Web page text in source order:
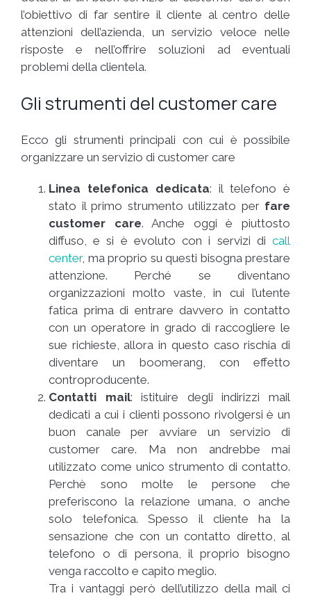
l’obiettivo di far sentire il cliente al centro delle
attenzioni dell’azienda, un servizio veloce nelle
risposte e nell’offrire soluzioni ad eventuali
problemi della clientela.
Gli strumenti del customer care
Ecco gli strumenti principali con cui è possibile
organizzare un servizio di customer care
Linea telefonica dedicata: il telefono è
stato il primo strumento utilizzato per fare
customer care. Anche oggi è piuttosto
diffuso, e si è evoluto con i servizi di call
center, ma proprio su questi bisogna prestare
attenzione. Perché se diventano
organizzazioni molto vaste, in cui l’utente
fatica prima di entrare davvero in contatto
con un operatore in grado di raccogliere le
sue richieste, allora in questo caso rischia di
diventare un boomerang, con effetto
controproducente.
Contatti mail: istituire degli indirizzi mail
dedicati a cui i clienti possono rivolgersi è un
buon canale per avviare un servizio di
customer care. Ma non andrebbe mai
utilizzato come unico strumento di contatto.
Perchè sono molte le persone che
preferiscono la relazione umana, o anche
solo telefonica. Spesso il cliente ha la
sensazione che con un contatto diretto, al
telefono o di persona, il proprio bisogno
venga raccolto e capito meglio.
Tra i vantaggi però dell’utilizzo della mail ci